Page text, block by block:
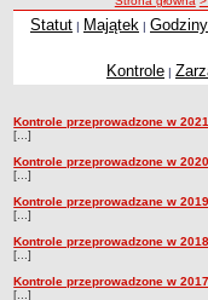
Zespoły Szkół
Techniczne Zakłady
Przedszkola Miejskie
Zlikwidowane gimnazja
Przekształcone szkoły
Wielofunkcyjna
Specjalny Ośrodek nr
Kontrole
Statut | Majątek |
Kontrole |
Kontrole
Kontrole przeprowadzone w
[...]
Kontrole przeprowadzone w
[...]
Kontrole przeprowadzane w
[...]
Kontrole przeprowadzone w
[...]
Kontrole przeprowadzone w
[...]